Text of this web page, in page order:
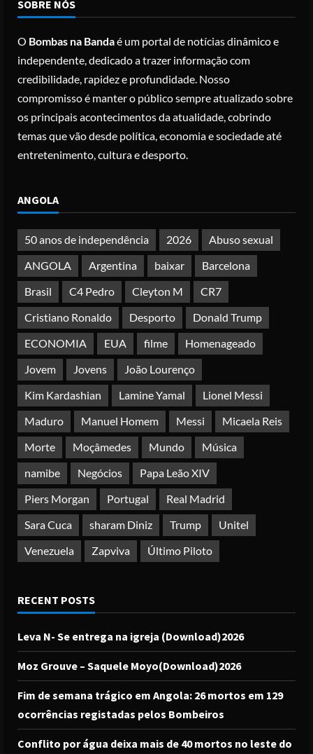
3
para apostar em automação e
simplificar operações
4
Papa Leão XIV em Malabo: “Nome de
Deus não pode ser profanado por
desejo de domínio”
Posted on 4 months ago
5
e Líbano
Posted on 4 months ago
SOBRE NÓS
O Bombas na Bandaé um portal de notícias dinâmico e
independente, dedicado a trazer informação com
credibilidade, rapidez e profundidade. Nosso
compromisso é manter o público sempre atualizado sobre
os principais acontecimentos da atualidade, cobrindo
temas que vão desde política, economia e sociedade até
entretenimento, cultura e desporto.
ANGOLA
50 anos de independência 2026
Abuso sexual
ANGOLA
Argentina baixar
Barcelona
Brasil
C4 Pedro Cleyton M
CR7
Cristiano Ronaldo
Desporto
Donald Trump
ECONOMIA
EUA filme
Homenageado
Jovem
Jovens
João Lourenço
Kim Kardashian
Lamine Yamal
Lionel Messi
Maduro
Manuel Homem Messi
Micaela Reis
Morte
Moçâmedes Mundo
Música
namibe
Negócios
Papa Leão XIV
Piers Morgan
Portugal
Real Madrid
Sara Cuca
sharam Diniz Trump
Unitel
Venezuela
Zapviva Último Piloto
RECENT POSTS
Leva N- Se entrega na igreja (Download)2026
Moz Grouve – Saquele Moyo(Download)2026
Fim de semana trágico em Angola: 26 mortos em 129
ocorrências registadas pelos Bombeiros
Conflito por água deixa mais de 40 mortos no leste do